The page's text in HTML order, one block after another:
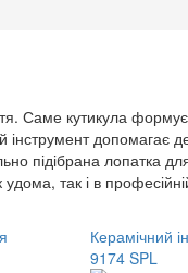
Саме кутикула
допомагає
підібрана лопатка
так і в
Керамічний
9174 SPL